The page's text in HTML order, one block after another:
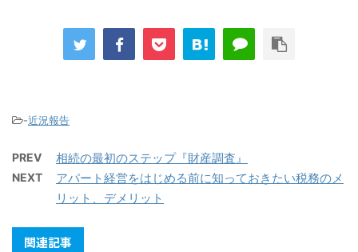
-近況報告
PREV 相続の最初のステップ『財産調査』
NEXT
アパート経営をはじめる前に知っておきたい税務のメ
リット、デメリット
関連記事